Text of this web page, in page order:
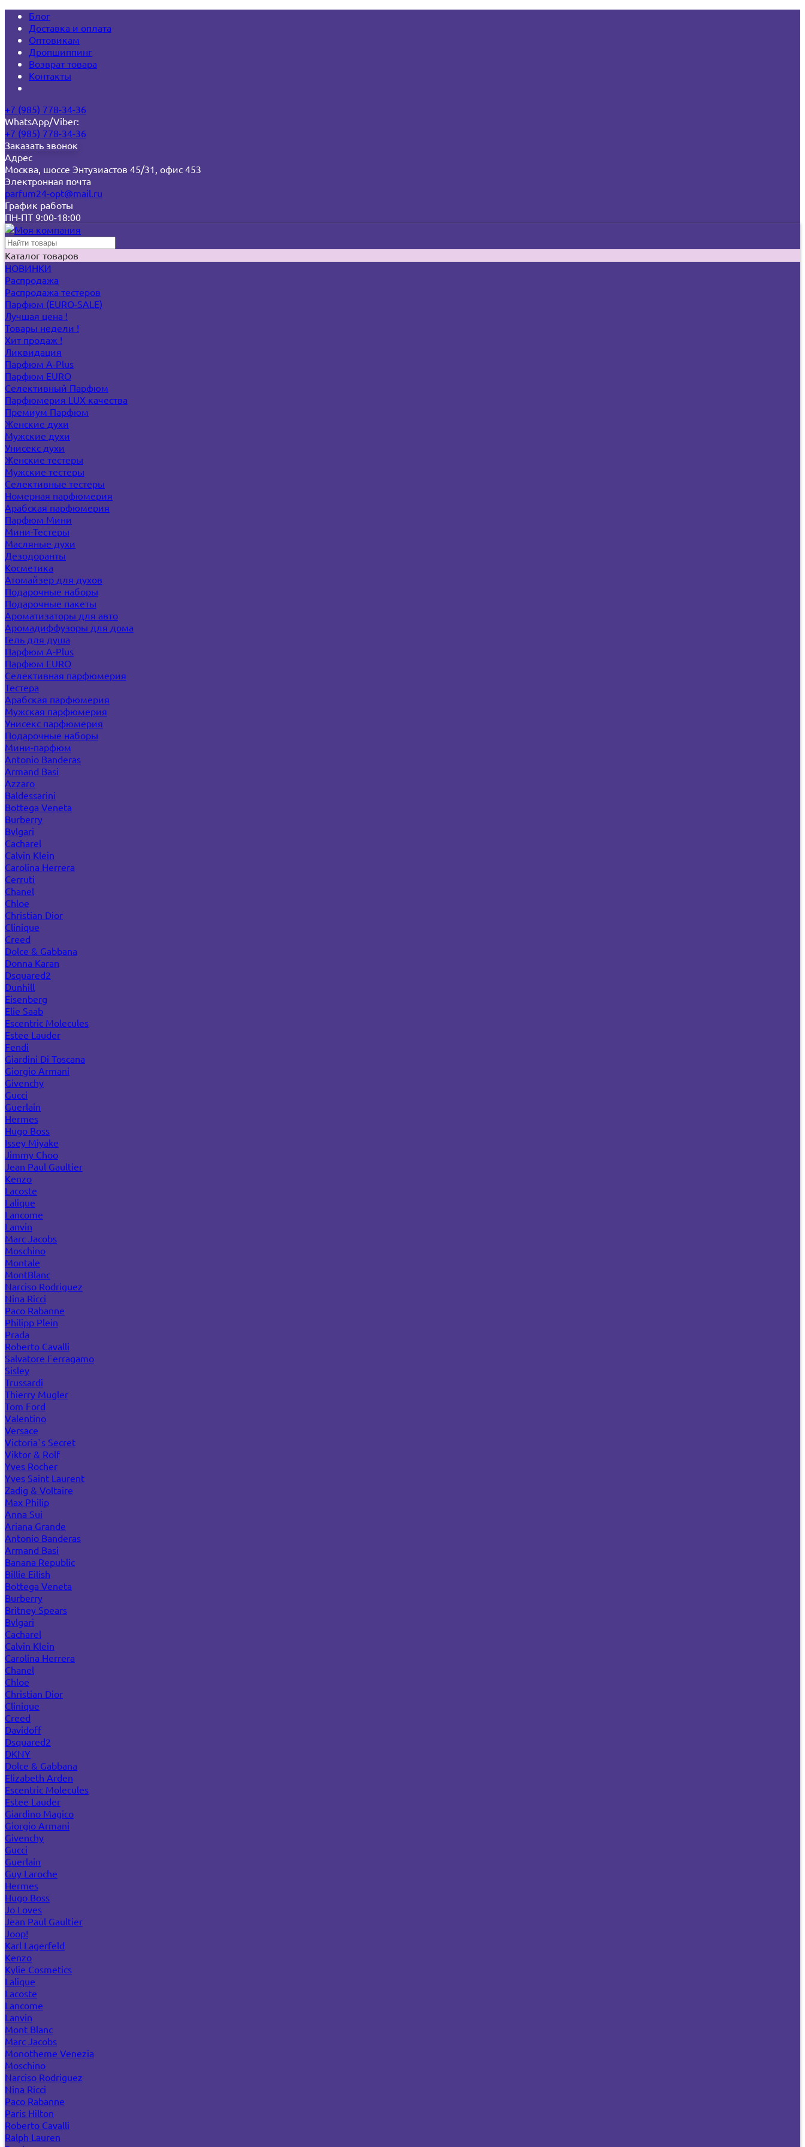
Блог
Доставка и оплата
Оптовикам
Дропшиппинг
Возврат товара
Контакты
+7 (985) 778-34-36
WhatsApp/Viber:
+7 (985) 778-34-36
Заказать звонок
Адрес
Москва, шоссе Энтузиастов 45/31, офис 453
Электронная почта
parfum24-opt@mail.ru
График работы
ПН-ПТ 9:00-18:00
Каталог товаров
НОВИНКИ
Распродажа
Распродажа тестеров
Парфюм (EURO-SALE)
Лучшая цена !
Товары недели !
Хит продаж !
Ликвидация
Парфюм A-Plus
Парфюм EURO
Селективный Парфюм
Парфюмерия LUX качества
Премиум Парфюм
Женские духи
Мужские духи
Унисекс духи
Женские тестеры
Мужские тестеры
Селективные тестеры
Номерная парфюмерия
Арабская парфюмерия
Парфюм Мини
Мини-Тестеры
Масляные духи
Дезодоранты
Косметика
Атомайзер для духов
Подарочные наборы
Подарочные пакеты
Ароматизаторы для авто
Аромадиффузоры для дома
Гель для душа
Парфюм A-Plus
Парфюм EURO
Селективная парфюмерия
Тестера
Арабская парфюмерия
Мужская парфюмерия
Унисекс парфюмерия
Подарочные наборы
Мини-парфюм
Antonio Banderas
Armand Basi
Azzaro
Baldessarini
Bottega Veneta
Burberry
Bvlgari
Cacharel
Calvin Klein
Carolina Herrera
Cerruti
Chanel
Chloe
Christian Dior
Clinique
Creed
Dolce & Gabbana
Donna Karan
Dsquared2
Dunhill
Eisenberg
Elie Saab
Escentric Molecules
Estee Lauder
Fendi
Giardini Di Toscana
Giorgio Armani
Givenchy
Gucci
Guerlain
Hermes
Hugo Boss
Issey Miyake
Jimmy Choo
Jean Paul Gaultier
Kenzo
Lacoste
Lalique
Lancome
Lanvin
Marc Jacobs
Moschino
Montale
MontBlanc
Narciso Rodriguez
Nina Ricci
Paco Rabanne
Philipp Plein
Prada
Roberto Cavalli
Salvatore Ferragamo
Sisley
Trussardi
Thierry Mugler
Tom Ford
Valentino
Versace
Victoria`s Secret
Viktor & Rolf
Yves Rocher
Yves Saint Laurent
Zadig & Voltaire
Max Philip
Anna Sui
Ariana Grande
Antonio Banderas
Armand Basi
Banana Republic
Billie Eilish
Bottega Veneta
Burberry
Britney Spears
Bvlgari
Cacharel
Calvin Klein
Carolina Herrera
Chanel
Chloe
Christian Dior
Clinique
Creed
Davidoff
Dsquared2
DKNY
Dolce & Gabbana
Elizabeth Arden
Escentric Molecules
Estee Lauder
Giardino Magico
Giorgio Armani
Givenchy
Gucci
Guerlain
Guy Laroche
Hermes
Hugo Boss
Jo Loves
Jean Paul Gaultier
Joop!
Karl Lagerfeld
Kenzo
Kylie Cosmetics
Lalique
Lacoste
Lancome
Lanvin
Mont Blanc
Marc Jacobs
Monotheme Venezia
Moschino
Narciso Rodriguez
Nina Ricci
Paco Rabanne
Paris Hilton
Roberto Cavalli
Ralph Lauren